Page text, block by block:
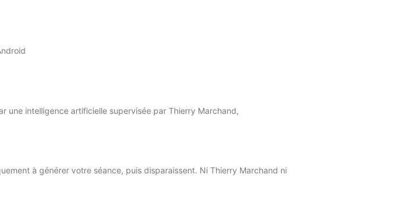
une intelligence artificielle supervisée par Thierry Marchand,
à générer votre séance, puis disparaissent. Ni Thierry Marchand ni